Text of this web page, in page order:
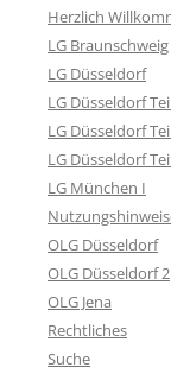
Herzlich
LG Braunschweig
LG Düsseldorf
LG Düsseldorf
LG Düsseldorf
LG Düsseldorf
LG München I
OLG Düsseldorf
OLG Düsseldorf 2
OLG Jena
Rechtliches
Suche